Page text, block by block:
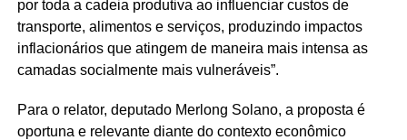
por toda a cadeia produtiva ao influenciar custos de
transporte, alimentos e serviços, produzindo impactos
inflacionários que atingem de maneira mais intensa as
camadas socialmente mais vulneráveis”.
Para o relator, deputado Merlong Solano, a proposta é
oportuna e relevante diante do contexto econômico